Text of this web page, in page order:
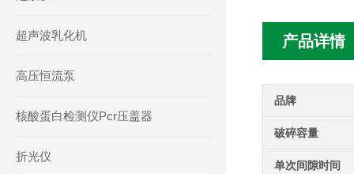
产品详情
品牌
破碎容量
单次间隙时间
超声波乳化机
高压恒流泵
核酸蛋白检测仪Pcr压盖器
折光仪